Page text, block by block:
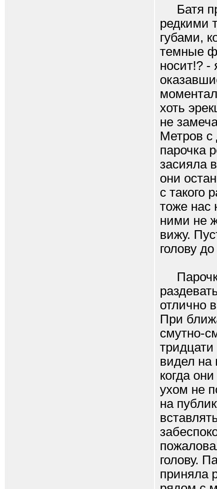
Батя
редкими
губами,
темные
носит!? -
хоть
не
Метров с
парочка
засияла
они
с такого
тоже нас
ними не
вижу.
голову
отлично
При
смутно-
видел на
когда
ухом не
на
голову.
приняла